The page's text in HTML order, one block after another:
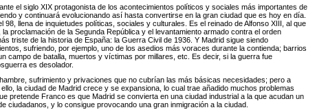
el siglo XIX protagonista de los acontecimientos políticos y sociales más importantes de
y continuará evolucionando así hasta convertirse en la gran ciudad que es hoy en día.
98, llena de inquietudes políticas, sociales y culturales. Es el reinado de Alfonso XIII, al que
proclamación de la Segunda República y el levantamiento armado contra el orden
triste de la historia de España: la Guerra Civil de 1936. Y Madrid sigue siendo
sufriendo, por ejemplo, uno de los asedios más voraces durante la contienda; barrios
campo de batalla, muertos y víctimas por millares, etc. Es decir, si la guerra fue
es desolador.
sufrimiento y privaciones que no cubrían las más básicas necesidades; pero a
la ciudad de Madrid crece y se expansiona, lo cual trae añadido muchos problemas
pretende Franco es que Madrid se convierta en una ciudad industrial a la que acudan un
ciudadanos, y lo consigue provocando una gran inmigración a la ciudad.